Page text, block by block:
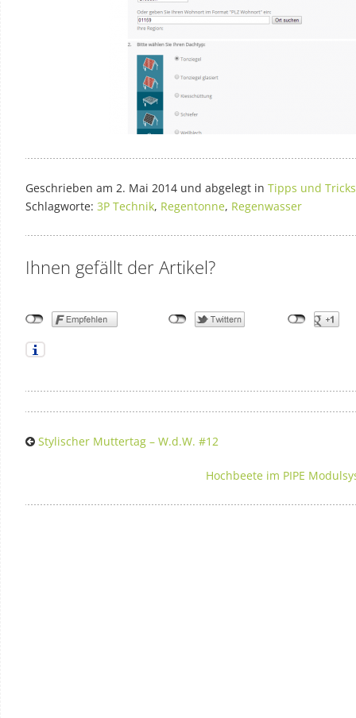
Geschrieben am 2. Mai 2014 und abgelegt in Tipps und Tricks
Schlagworte: 3P Technik, Regentonne, Regenwasser
Ihnen gefällt der Artikel?
Stylischer Muttertag – W.d.W. #12
Hochbeete im PIPE